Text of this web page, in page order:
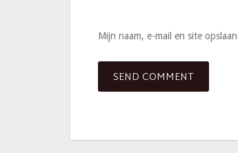
Mijn naam, e-mail en site